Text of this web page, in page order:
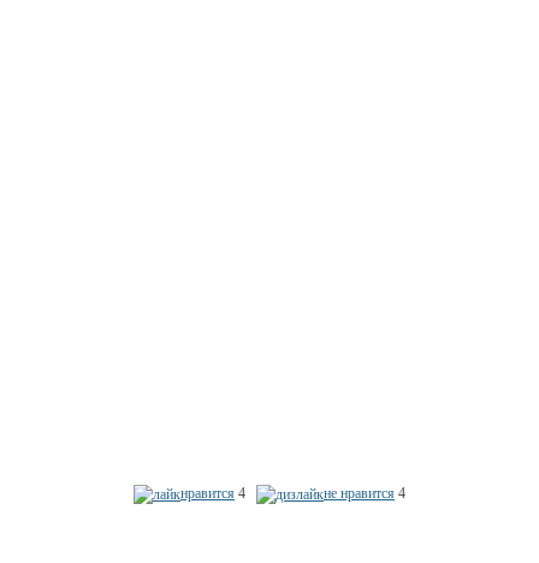
нравится 4 не нравится 4